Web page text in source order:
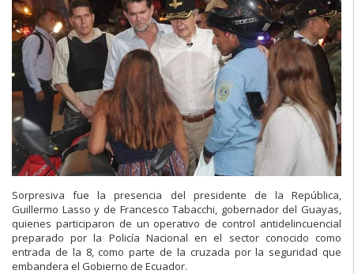
Sorpresiva fue la presencia del presidente de la República,
Guillermo Lasso y de Francesco Tabacchi, gobernador del Guayas,
quienes participaron de un operativo de control antidelincuencial
preparado porla Policía Nacional en el sector conocido como
entrada de la 8, comoparte de la cruzada por la seguridad que
embandera el Gobierno de Ecuador.